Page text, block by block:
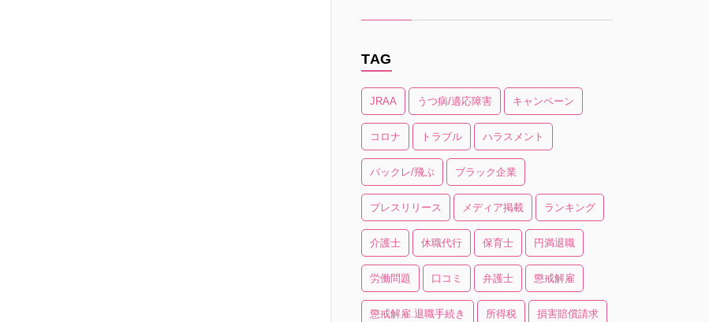
TAG
JRAA うつ病/適応障害 キャンペーン
コロナ トラブル ハラスメント
バックレ/飛ぶ ブラック企業
プレスリリース メディア掲載 ランキング
介護士 休職代行 保育士 円満退職
労働問題 口コミ 弁護士 懲戒解雇
懲戒解雇.退職手続き 所得税 損害賠償請求